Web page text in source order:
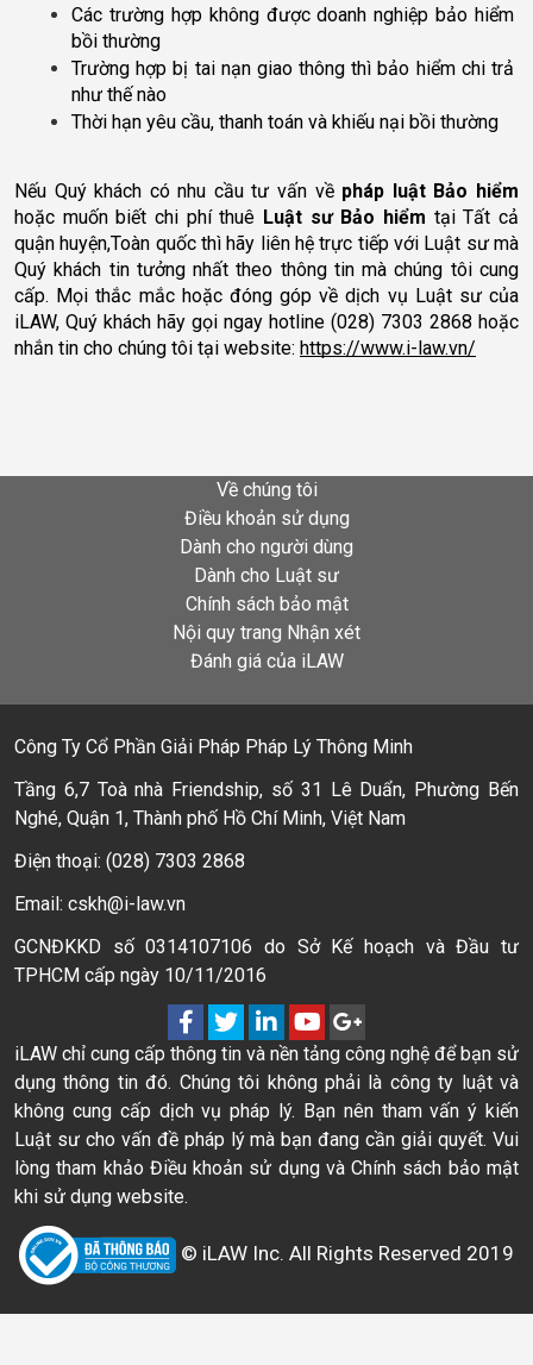
Các trường hợp không được doanh nghiệp bảo hiểm
bồi thường
Trường hợp bị tai nạn giao thông thì bảo hiểm chi trả
như thế nào
Thời hạn yêu cầu, thanh toán và khiếu nại bồi thường
Nếu Quý khách có nhu cầu tư vấn về pháp luật Bảo hiểm
hoặc muốn biết chi phí thuê Luật sư Bảo hiểm tại Tất cả
quận huyện,Toàn quốc thì hãy liên hệ trực tiếp với Luật sư mà
Quý khách tin tưởng nhất theo thông tin mà chúng tôi cung
cấp. Mọi thắc mắc hoặc đóng góp về dịch vụ Luật sư của
iLAW, Quý khách hãy gọi ngay hotline (028) 7303 2868 hoặc
nhắn tin cho chúng tôi tại website: https://www.i-law.vn/
Về chúng tôi
Điều khoản sử dụng
Dành cho người dùng
Dành cho Luật sư
Chính sách bảo mật
Nội quy trang Nhận xét
Đánh giá của iLAW
Công Ty Cổ Phần Giải Pháp Pháp Lý Thông Minh
Tầng 6,7 Toà nhà Friendship, số 31 Lê Duẩn, Phường Bến
Nghé, Quận 1, Thành phố Hồ Chí Minh, Việt Nam
Điện thoại: (028) 7303 2868
Email: cskh@i-law.vn
GCNĐKKD số 0314107106 do Sở Kế hoạch và Đầu tư
TPHCM cấp ngày 10/11/2016
iLAW chỉ cung cấp thông tin và nền tảng công nghệ để bạn sử
dụng thông tin đó. Chúng tôi không phải là công ty luật và
không cung cấp dịch vụ pháp lý. Bạn nên tham vấn ý kiến
Luật sư cho vấn đề pháp lý mà bạn đang cần giải quyết. Vui
lòng tham khảo Điều khoản sử dụng và Chính sách bảo mật
khi sử dụng website.
© iLAW Inc. All Rights Reserved 2019